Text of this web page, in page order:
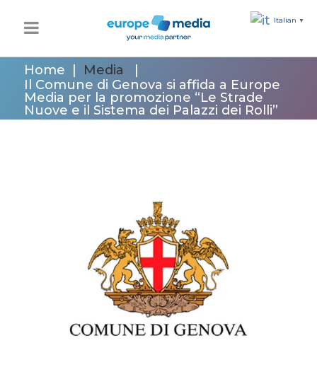
Home Media
Il Comune di Genova si affida a Europe
Media per la promozione “Le Strade
Nuove e il Sistema dei Palazzi dei Rolli”
Italian ▼